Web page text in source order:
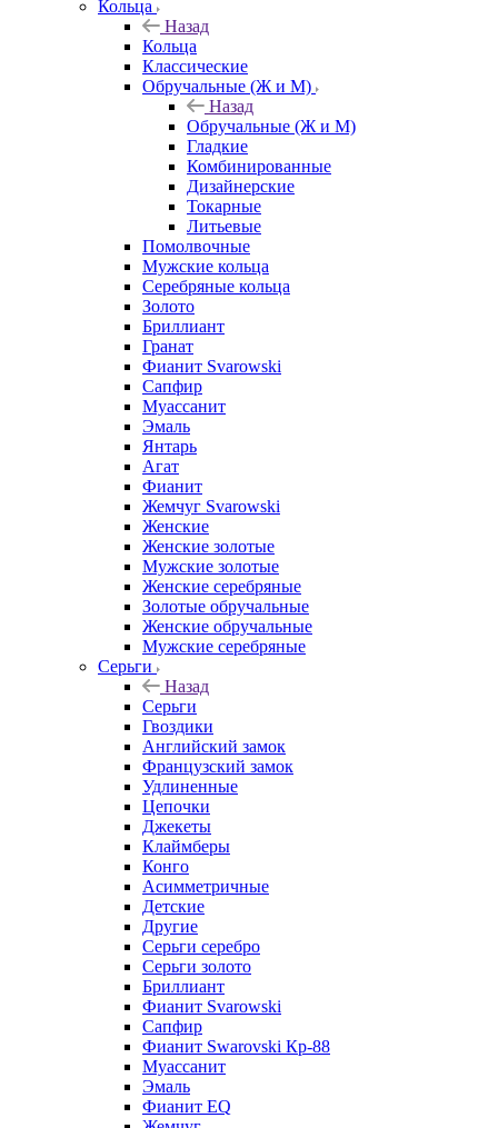
Кольца
Назад
Кольца
Классические
Обручальные (Ж и М)
Назад
Обручальные (Ж и М)
Гладкие
Комбинированные
Дизайнерские
Токарные
Литьевые
Помолвочные
Мужские кольца
Серебряные кольца
Золото
Бриллиант
Гранат
Фианит Svarowski
Сапфир
Муассанит
Эмаль
Янтарь
Агат
Фианит
Жемчуг Svarowski
Женские
Женские золотые
Мужские золотые
Женские серебряные
Золотые обручальные
Женские обручальные
Мужские серебряные
Серьги
Назад
Серьги
Гвоздики
Английский замок
Французский замок
Удлиненные
Цепочки
Джекеты
Клаймберы
Конго
Асимметричные
Детские
Другие
Серьги серебро
Серьги золото
Бриллиант
Фианит Svarowski
Сапфир
Фианит Swarovski Кр-88
Муассанит
Эмаль
Фианит EQ